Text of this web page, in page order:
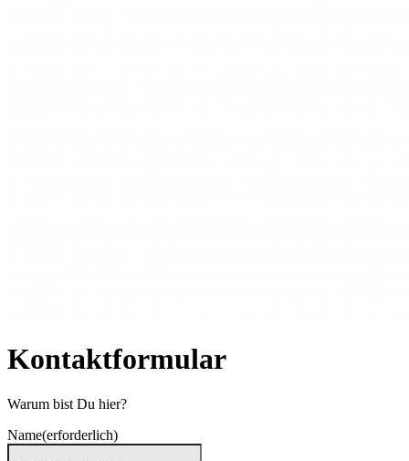
Kontaktformular
Warum bist Du hier?
Name(erforderlich)